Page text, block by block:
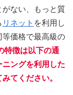
ない、もっと質
リネット を利用し
価格で最高級の
特徴は以下の通
ングを利用した
てください。